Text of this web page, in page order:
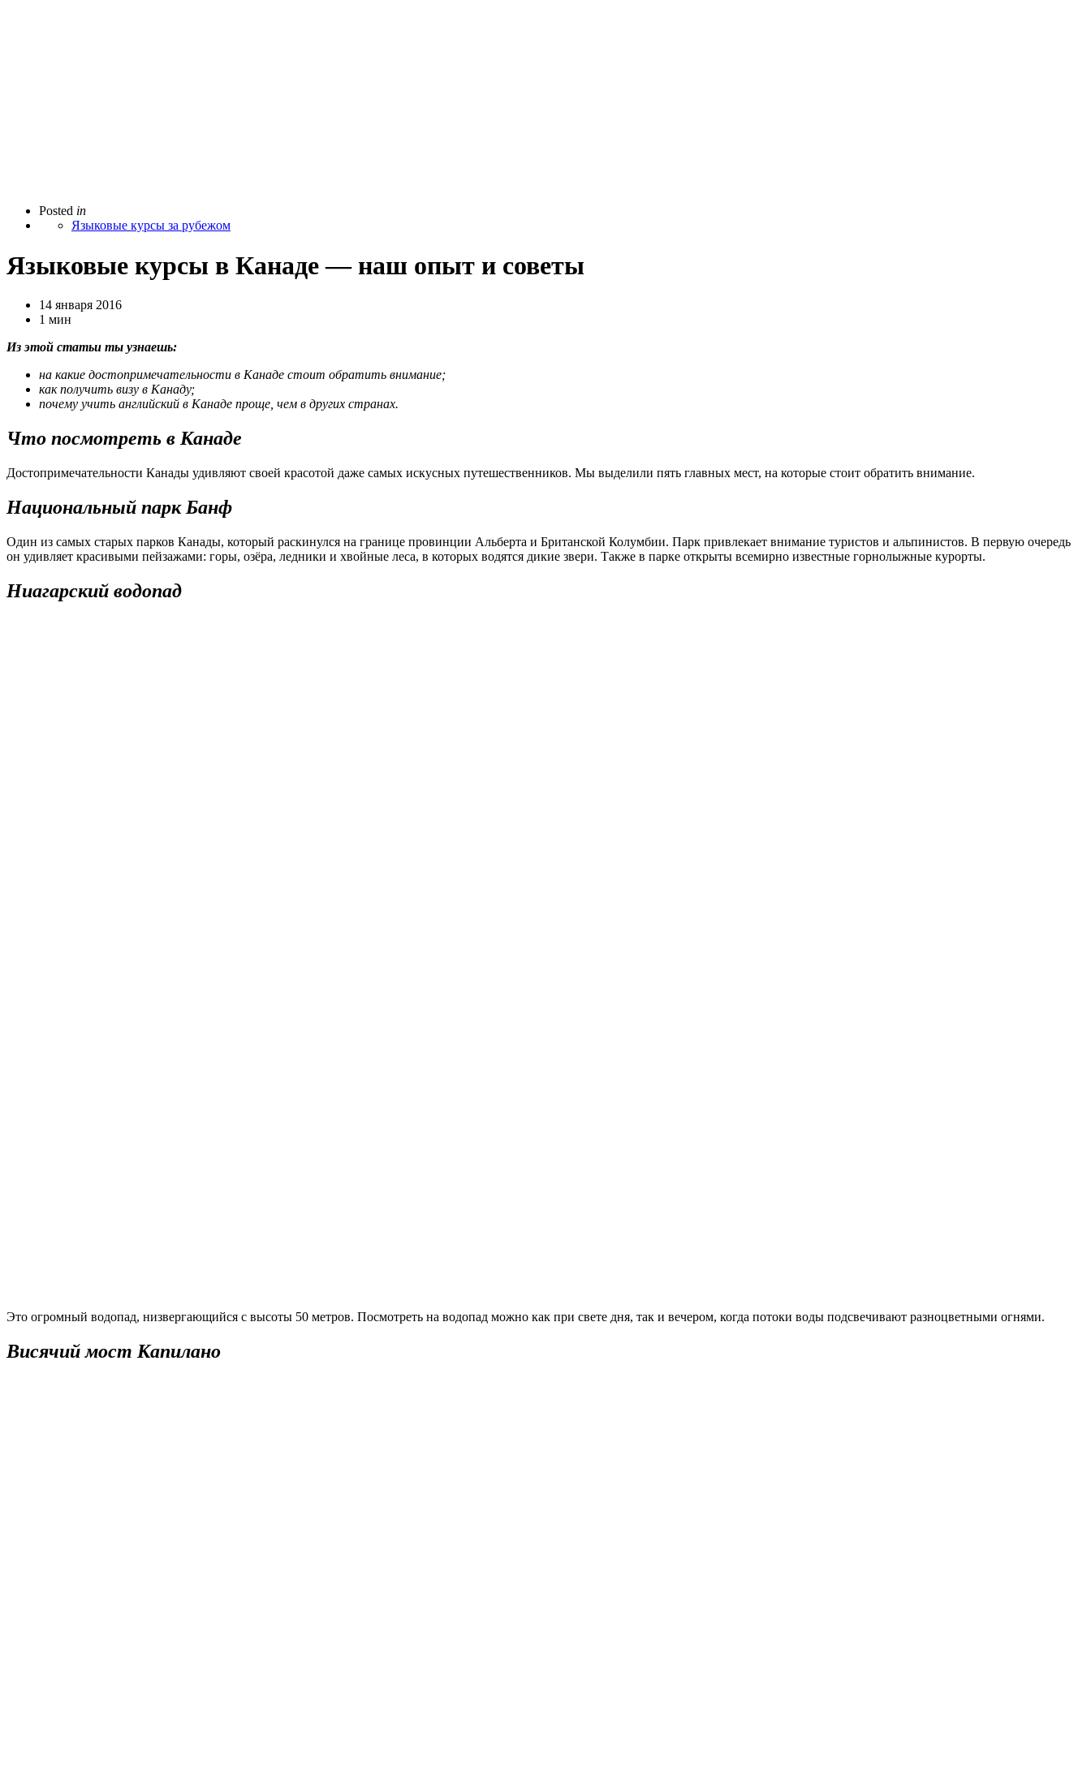
Posted in
Языковые курсы за рубежом
Языковые курсы в Канаде — наш опыт и советы
14 января 2016
1 мин
Из этой статьи ты узнаешь:
на какие достопримечательности в Канаде стоит обратить внимание;
как получить визу в Канаду;
почему учить английский в Канаде проще, чем в других странах.
Что посмотреть в Канаде
Достопримечательности Канады удивляют своей красотой даже самых искусных путешественников. Мы выделили пять главных мест, на которые стоит обратить внимание.
Национальный парк Банф
Один из самых старых парков Канады, который раскинулся на границе провинции Альберта и Британской Колумбии. Парк привлекает внимание туристов и альпинистов. В первую очередь
он удивляет красивыми пейзажами: горы, озёра, ледники и хвойные леса, в которых водятся дикие звери. Также в парке открыты всемирно известные горнолыжные курорты.
Ниагарский водопад
Это огромный водопад, низвергающийся с высоты 50 метров. Посмотреть на водопад можно как при свете дня, так и вечером, когда потоки воды подсвечивают разноцветными огнями.
Висячий мост Капилано